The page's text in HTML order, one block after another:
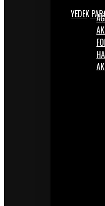
YEDEK